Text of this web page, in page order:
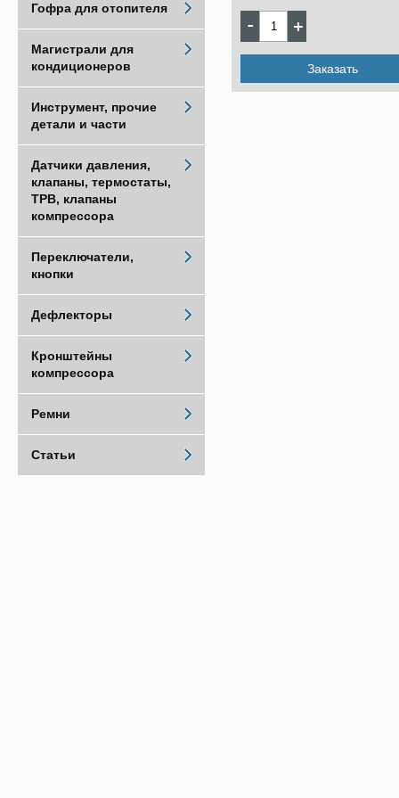
Заказать
Гофра для отопителя
Магистрали для
кондиционеров
Инструмент, прочие
детали и части
Датчики давления,
клапаны, термостаты,
ТРВ, клапаны
компрессора
Переключатели,
кнопки
Дефлекторы
Кронштейны
компрессора
Ремни
Статьи